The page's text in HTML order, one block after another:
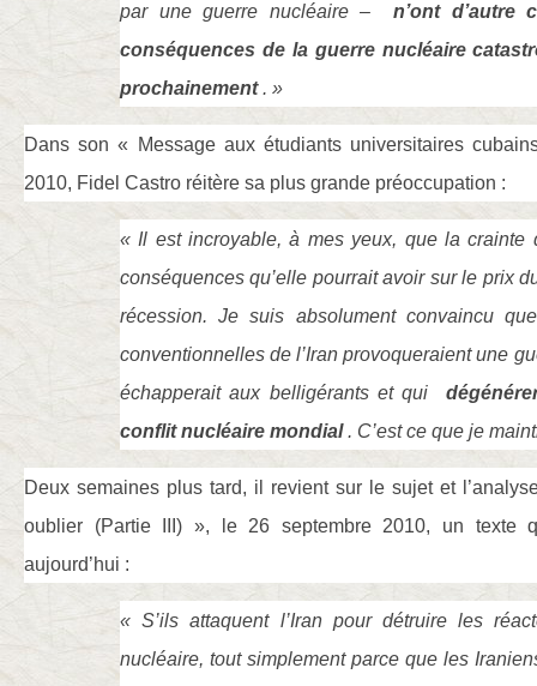
par une guerre nucléaire –n’ont d’autre
conséquences de la guerre nucléaire
prochainement. »
Dans son « Message aux étudiants universitaires
2010, Fidel Castro réitère sa plus grande préoccupation :
« Il est incroyable, à mes yeux, que la crainte
conséquences qu’elle pourrait avoir sur le prix
récession. Je suis absolument convaincu
conventionnelles de l’Iran provoqueraient une
échapperait aux belligérants et qui
conflit nucléaire mondial. C’est ce que je
Deux semaines plus tard, il revient sur le sujet et
oublier (Partie III) », le 26 septembre 2010, un texte
aujourd’hui :
« S’ils attaquent l’Iran pour détruire les
nucléaire, tout simplement parce que les